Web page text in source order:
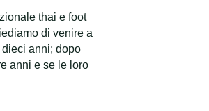
thai e foot
di venire a
anni; dopo
anni e se le loro